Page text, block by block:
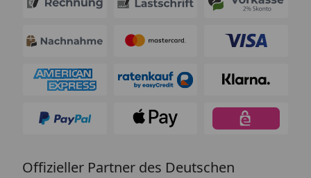
Offizieller Partner des Deutschen